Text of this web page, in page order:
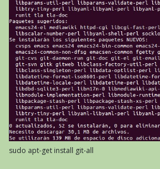
sudo apt-get install git-all